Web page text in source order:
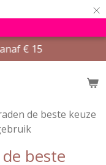
×
€ 15
de beste keuze
beste